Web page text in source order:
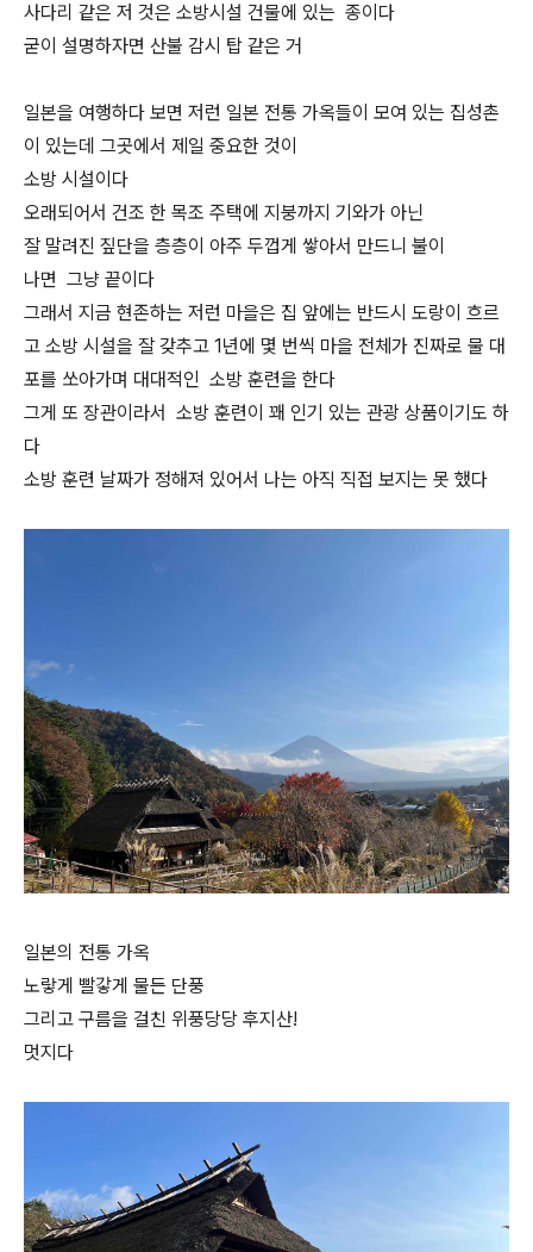
사다리 같은 저 것은 소방시설 건물에 있는 종이다
굳이 설명하자면 산불 감시 탑 같은 거
일본을 여행하다 보면 저런 일본 전통 가옥들이 모여 있는 집성촌
이 있는데 그곳에서 제일 중요한 것이
소방 시설이다
오래되어서 건조 한 목조 주택에 지붕까지 기와가 아닌
잘 말려진 짚단을 층층이 아주 두껍게 쌓아서 만드니 불이
나면 그냥 끝이다
그래서 지금 현존하는 저런 마을은 집 앞에는 반드시 도랑이 흐르
고 소방 시설을 잘 갖추고 1년에 몇 번씩 마을 전체가 진짜로 물 대
포를 쏘아가며 대대적인 소방 훈련을 한다
그게 또 장관이라서 소방 훈련이 꽤 인기 있는 관광 상품이기도 하
다
소방 훈련 날짜가 정해져 있어서 나는 아직 직접 보지는 못 했다
일본의 전통 가옥
노랗게 빨갛게 물든 단풍
그리고 구름을 걸친 위풍당당 후지산!
멋지다